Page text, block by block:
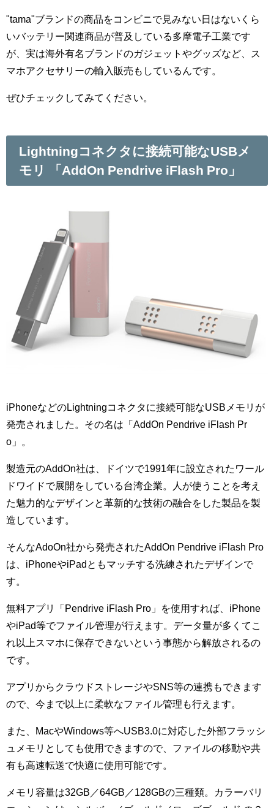
"tama"ブランドの商品をコンビニで見みない日はないくら
いバッテリー関連商品が普及している多摩電子工業です
が、実は海外有名ブランドのガジェットやグッズなど、ス
マホアクセサリーの輸入販売もしているんです。
ぜひチェックしてみてください。
Lightningコネクタに接続可能なUSBメ
モリ 「AddOn Pendrive iFlash Pro」
iPhoneなどのLightningコネクタに接続可能なUSBメモリが
発売されました。その名は「AddOn Pendrive iFlash Pr
o」。
製造元のAddOn社は、ドイツで1991年に設立されたワール
ドワイドで展開をしている台湾企業。人が使うことを考え
た魅力的なデザインと革新的な技術の融合をした製品を製
造しています。
そんなAdoOn社から発売されたAddOn Pendrive iFlash Pro
は、iPhoneやiPadともマッチする洗練されたデザインで
す。
無料アプリ「Pendrive iFlash Pro」を使用すれば、iPhone
やiPad等でファイル管理が行えます。データ量が多くてこ
れ以上スマホに保存できないという事態から解放されるの
です。
アプリからクラウドストレージやSNS等の連携もできます
ので、今まで以上に柔軟なファイル管理も行えます。
また、MacやWindows等へUSB3.0に対応した外部フラッシ
ュメモリとしても使用できますので、ファイルの移動や共
有も高速転送で快適に使用可能です。
メモリ容量は32GB／64GB／128GBの三種類。カラーバリ